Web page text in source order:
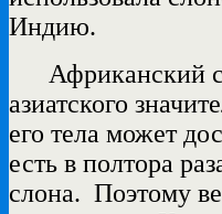
Индию.
Африканский
азиатского
его тела может
есть в полтора
слона. Поэтому